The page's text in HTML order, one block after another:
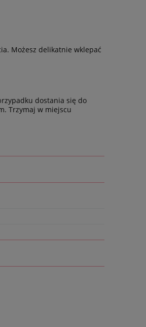
Możesz delikatnie wklepać
dostania się do
Trzymaj w miejscu